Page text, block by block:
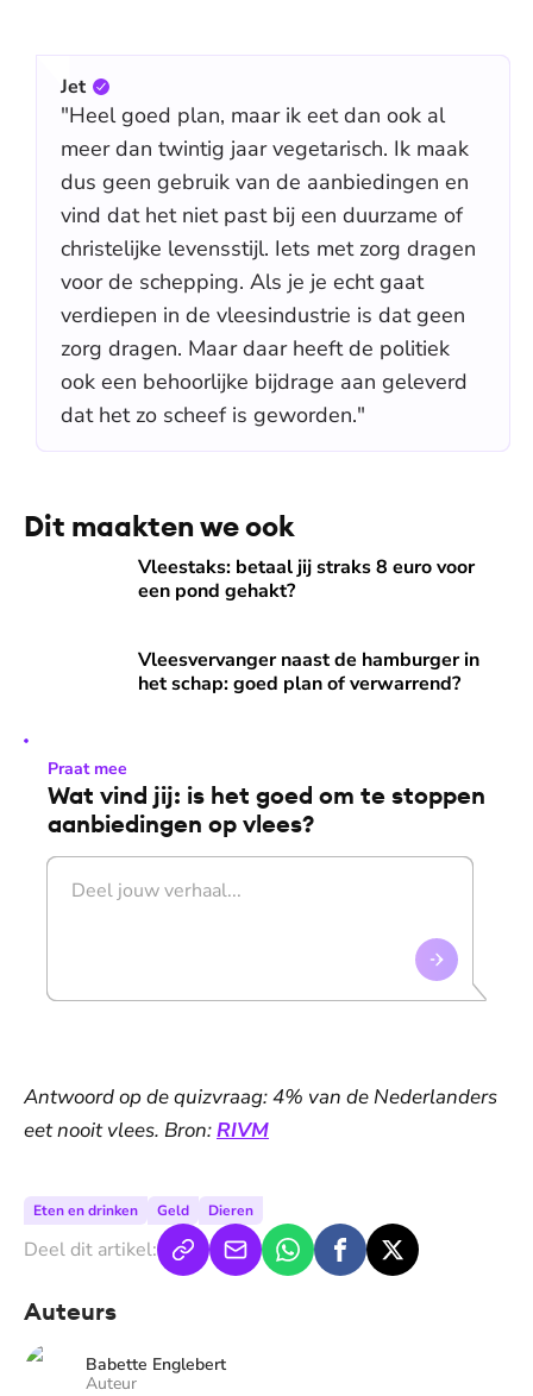
Jet
"Heel goed plan, maar ik eet dan ook al
meer dan twintig jaar vegetarisch. Ik maak
dus geen gebruik van de aanbiedingen en
vind dat het niet past bij een duurzame of
christelijke levensstijl. Iets met zorg dragen
voor de schepping. Als je je echt gaat
verdiepen in de vleesindustrie is dat geen
zorg dragen. Maar daar heeft de politiek
ook een behoorlijke bijdrage aan geleverd
dat het zo scheef is geworden."
Dit maakten we ook
Vleestaks: betaal jij straks 8 euro voor
een pond gehakt?
Vleestaks: betaal jij straks 8 euro voor een pond gehakt?
Vleesvervanger naast de hamburger in
het schap: goed plan of verwarrend?
Vleesvervanger naast de hamburger in het schap: goed
Praat mee
Wat vind jij: is het goed om te stoppen
aanbiedingen op vlees?
Antwoord op de quizvraag: 4% van de Nederlanders
eet nooit vlees. Bron:RIVM
Eten en drinken Geld Dieren
Deel dit artikel:
Auteurs
Babette Englebert
Auteur